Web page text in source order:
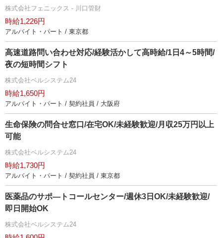
株式会社フェニックス - 川口管財
時給1,226円
アルバイト・パート / 東京都
高速道路問い合わせ対応/経験活かして高時給/1日4～5時間/
夜の短時間シフト
株式会社ベルシステム24
時給1,650円
アルバイト・パート / 契約社員 / 大阪府
生命保険の問合せ窓口/在宅OK/未経験歓迎/月収25万円以上
可能
株式会社ベルシステム24
時給1,730円
アルバイト・パート / 契約社員 / 東京都
医薬品のサポ―トコールセンター/週休3日OK/未経験歓迎/
即日開始OK
株式会社ベルシステム24